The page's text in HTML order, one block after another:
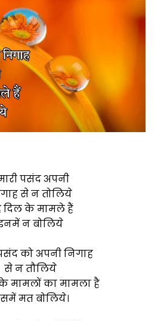
पसंद अपनी
से न तोलिये
दिल के मामले हैं
न बोलिये
को अपनी निगाह
से न तौलिये
मामलों का मामला है
मत बोलिये।